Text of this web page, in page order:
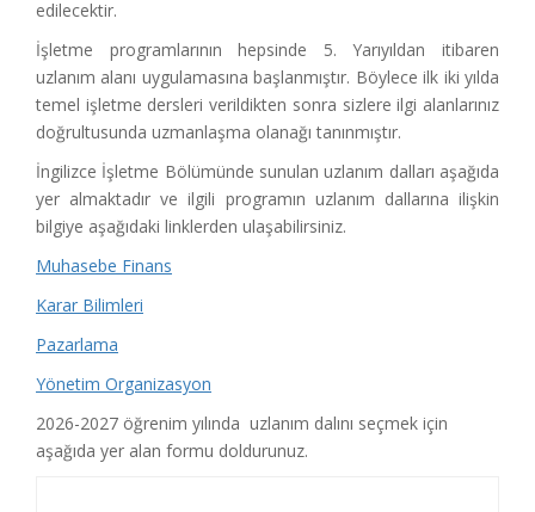
edilecektir.
İşletme programlarının hepsinde 5. Yarıyıldan itibaren
uzlanım alanı uygulamasına başlanmıştır. Böylece ilk iki yılda
temel işletme dersleri verildikten sonra sizlere ilgi alanlarınız
doğrultusunda uzmanlaşma olanağı tanınmıştır.
İngilizce İşletme Bölümünde sunulan uzlanım dalları aşağıda
yer almaktadır ve ilgili programın uzlanım dallarına ilişkin
bilgiye aşağıdaki linklerden ulaşabilirsiniz.
Muhasebe Finans
Karar Bilimleri
Pazarlama
Yönetim Organizasyon
2026-2027 öğrenim yılında uzlanım dalını seçmek için
aşağıda yer alan formu doldurunuz.